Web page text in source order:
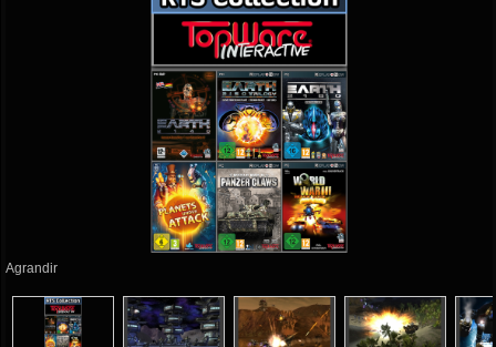
Agrandir